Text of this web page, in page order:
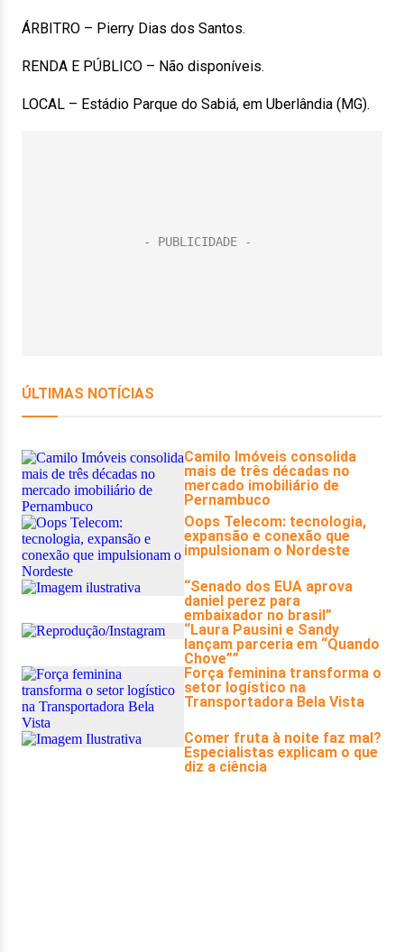
ÁRBITRO – Pierry Dias dos Santos.
RENDA E PÚBLICO – Não disponíveis.
LOCAL – Estádio Parque do Sabiá, em Uberlândia (MG).